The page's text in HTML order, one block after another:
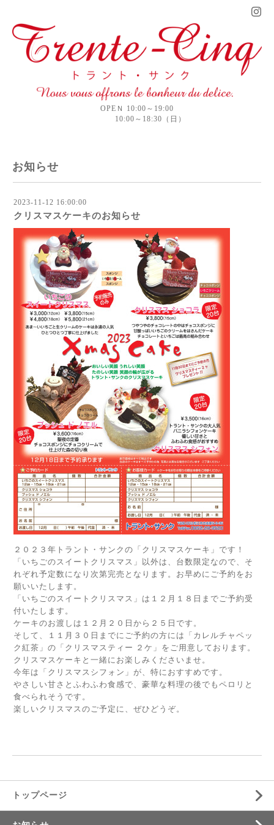
OPEＮ 10:00～19:00
10:00～18:30（日）
お知らせ
2023-11-12 16:00:00
クリスマスケーキのお知らせ
２０２３年トラント・サンクの「クリスマスケーキ」です！
「いちごのスイートクリスマス」以外は、台数限定なので、そ
れぞれ予定数になり次第完売となります。お早めにご予約をお
願いいたします。
「いちごのスイートクリスマス」は１２月１８日までご予約受
付いたします。
ケーキのお渡しは１２月２０日から２５日です。
そして、１１月３０日までにご予約の方には「カレルチャペッ
ク紅茶」の「クリスマスティー ２ケ」をご用意しております。
クリスマスケーキと一緒にお楽しみくださいませ。
今年は「クリスマスシフォン」が、特におすすめです。
やさしい甘さとふわふわ食感で、豪華な料理の後でもペロリと
食べられそうです。
楽しいクリスマスのご予定に、ぜひどうぞ。
トップページ